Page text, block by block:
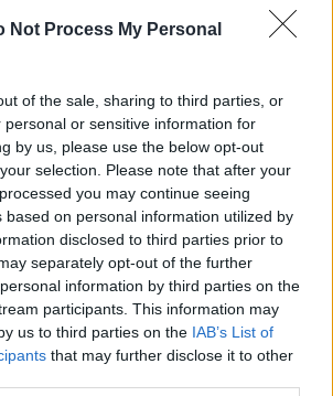
Not Process My Personal
of the sale, sharing to third parties, or
personal or sensitive information for
by us, please use the below opt-out
selection. Please note that after your
you may continue seeing
based on personal information utilized by
disclosed to third parties prior to
separately opt-out of the further
information by third parties on the
participants. This information may
us to third parties on the IAB’s List of
that may further disclose it to other
info@eurohoops.net
Alex Mumbrú ha recibido el alta
y estoy recibiendo muy buena
“, comentó, según informó la Federación
el domingo. “ Tengo muchas ganas
en Riga“.
Alemania lleva una
ventaja de 3-0
ronda preliminar yse ha asegurado